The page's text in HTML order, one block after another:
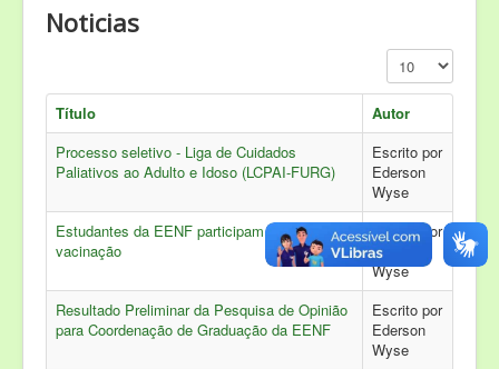
Noticias
Exibir #
Título
Autor
Processo seletivo - Liga de Cuidados
Paliativos ao Adulto e Idoso (LCPAI-FURG)
Escrito por
Ederson
Wyse
Estudantes da EENF participam de
vacinação
Escrito por
Ederson
Wyse
Resultado Preliminar da Pesquisa de Opinião
para Coordenação de Graduação da EENF
Escrito por
Ederson
Wyse